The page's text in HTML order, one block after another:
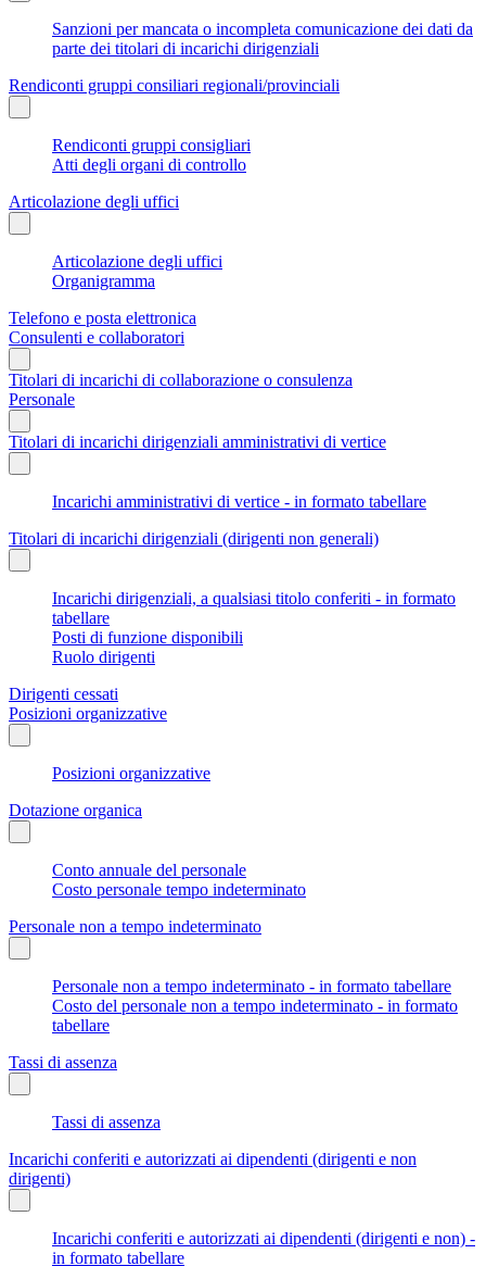
Sanzioni per mancata o incompleta comunicazione dei dati da
parte dei titolari di incarichi dirigenziali
Rendiconti gruppi consiliari regionali/provinciali
Rendiconti gruppi consigliari
Atti degli organi di controllo
Articolazione degli uffici
Articolazione degli uffici
Organigramma
Telefono e posta elettronica
Consulenti e collaboratori
Titolari di incarichi di collaborazione o consulenza
Personale
Titolari di incarichi dirigenziali amministrativi di vertice
Incarichi amministrativi di vertice - in formato tabellare
Titolari di incarichi dirigenziali (dirigenti non generali)
Incarichi dirigenziali, a qualsiasi titolo conferiti - in formato
tabellare
Posti di funzione disponibili
Ruolo dirigenti
Dirigenti cessati
Posizioni organizzative
Posizioni organizzative
Dotazione organica
Conto annuale del personale
Costo personale tempo indeterminato
Personale non a tempo indeterminato
Personale non a tempo indeterminato - in formato tabellare
Costo del personale non a tempo indeterminato - in formato
tabellare
Tassi di assenza
Tassi di assenza
Incarichi conferiti e autorizzati ai dipendenti (dirigenti e non
dirigenti)
Incarichi conferiti e autorizzati ai dipendenti (dirigenti e non) -
in formato tabellare